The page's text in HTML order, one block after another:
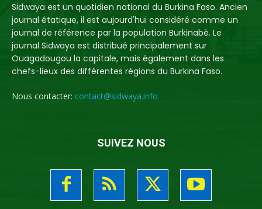
Sidwaya est un quotidien national du Burkina Faso. Ancien
journal étatique, il est aujourd'hui considéré comme un
journal de référence par la population Burkinabè. Le
journal Sidwaya est distribué principalement sur
Ouagadougou la capitale, mais également dans les
chefs-lieux des différentes régions du Burkina Faso.
Nous contacter: contact@sidwaya.info
SUIVEZ NOUS